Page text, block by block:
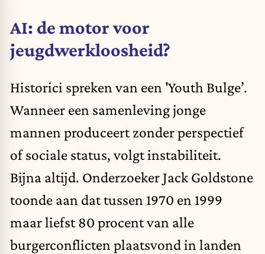
AI: de motor voor
jeugdwerkloosheid?
Historici spreken van een 'Youth Bulge’.
Wanneer een samenleving jonge
mannen produceert zonder perspectief
of sociale status, volgt instabiliteit.
Bijna altijd. Onderzoeker Jack Goldstone
toonde aan dat tussen 1970 en 1999
maar liefst 80 procent van alle
burgerconflicten plaatsvond in landen